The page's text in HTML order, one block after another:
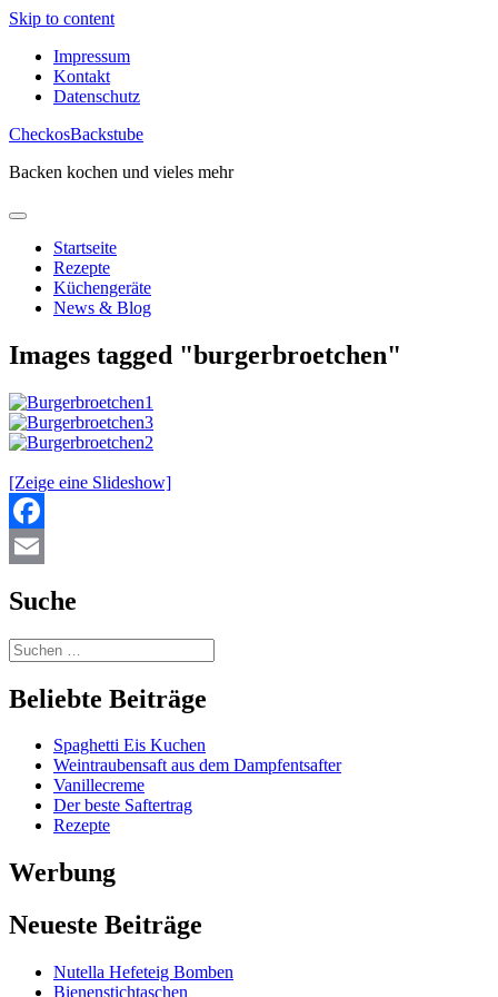
Skip to content
Impressum
Kontakt
Datenschutz
CheckosBackstube
Backen kochen und vieles mehr
Startseite
Rezepte
Küchengeräte
News & Blog
Images tagged "burgerbroetchen"
[Zeige eine Slideshow]
Facebook
Suche
Beliebte Beiträge
Spaghetti Eis Kuchen
Weintraubensaft aus dem Dampfentsafter
Vanillecreme
Der beste Saftertrag
Rezepte
Werbung
Neueste Beiträge
Nutella Hefeteig Bomben
Bienenstichtaschen